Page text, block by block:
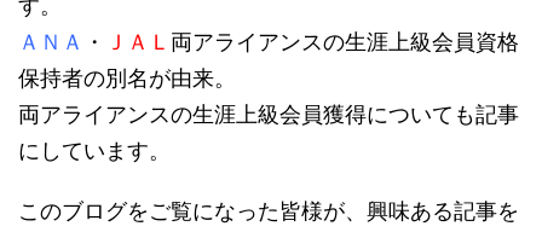
す。
ＡＮＡ ・ ＪＡＬ 両アライアンスの生涯上級会員資格
保持者の別名が由来。
両アライアンスの生涯上級会員獲得についても記事
にしています。
このブログをご覧になった皆様が、興味ある記事を